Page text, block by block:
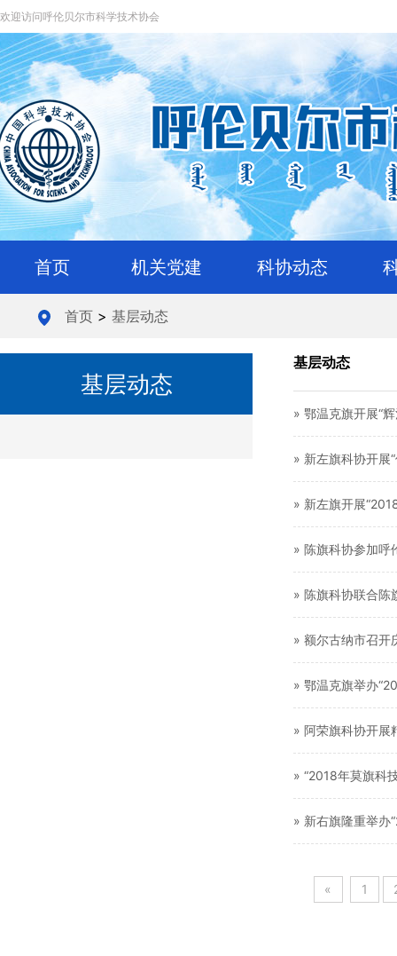
欢迎访问呼伦贝尔市科学技术协会
首页 机关党建 科协动态
首页> 基层动态
基层动态
基层动态
» 鄂温克旗开展“
» 新左旗科协开展
» 新左旗开展
» 陈旗科协参加呼
» 陈旗科协联合陈
» 额尔古纳市召开
» 鄂温克旗举办
» 阿荣旗科协开展
» “2018年莫旗科
» 新右旗隆重举办
« 1